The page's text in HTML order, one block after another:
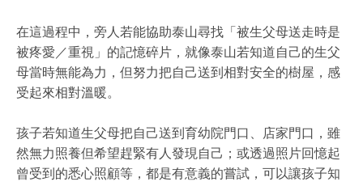
在這過程中，旁人若能協助泰山尋找「被生父母送走時是
被疼愛／重視」的記憶碎片，就像泰山若知道自己的生父
母當時無能為力，但努力把自己送到相對安全的樹屋，感
受起來相對溫暖。
孩子若知道生父母把自己送到育幼院門口、店家門口，雖
然無力照養但希望趕緊有人發現自己；或透過照片回憶起
曾受到的悉心照顧等，都是有意義的嘗試，可以讓孩子知